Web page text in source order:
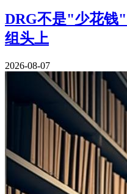
DRG不是"少花钱
组头上
2026-08-07